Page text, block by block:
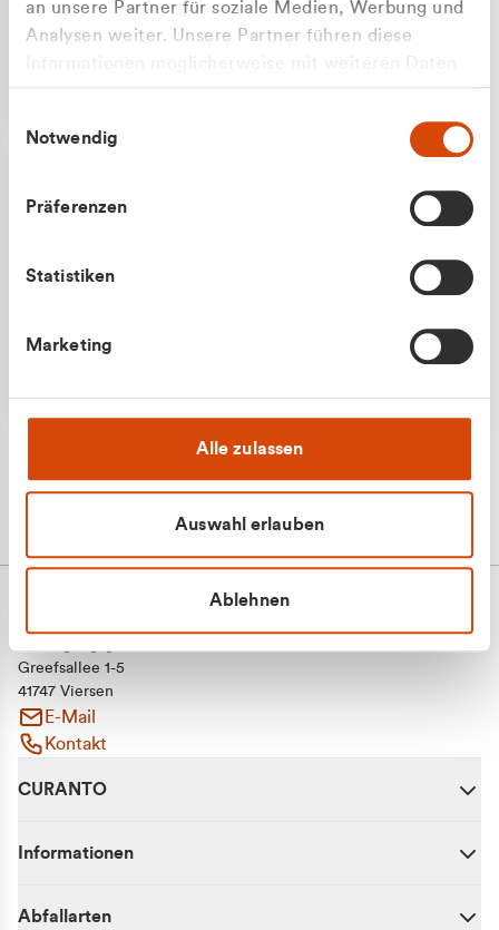
an unsere Partner für soziale Medien, Werbung und
Analysen weiter. Unsere Partner führen diese
gesammelt haben.
Notwendig
Präferenzen
Statistiken
Marketing
Alle zulassen
Auswahl erlauben
Ablehnen
Apilash Balanesan
Greefsallee 1-5
41747 Viersen
E-Mail
Kontakt
CURANTO
Informationen
Abfallarten